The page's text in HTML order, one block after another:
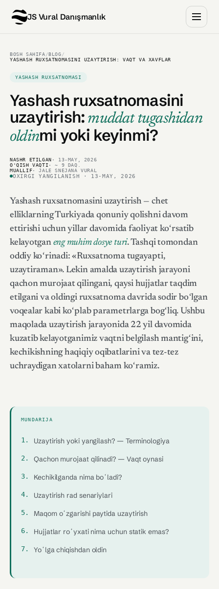
JS Vural Danışmanlık
BOSH SAHIFA /BLOG /
YASHASH RUXSATNOMASINI UZAYTIRISH: VAQT VA XAVFLAR
YASHASH RUXSATNOMASI
Yashash ruxsatnomasini
uzaytirish: muddat tugashidan
oldinmi yoki keyinmi?
NASHR ETILGAN · 13-MAY, 2026
O'QISH VAQTI · ~ 9 DAQ.
MUALLIF· JALE SNEJANA VURAL
OXIRGI YANGILANISH · 13-MAY, 2026
Yashash ruxsatnomasini uzaytirish — chet
elliklarning Turkiyada qonuniy qolishni davom
ettirishi uchun yillar davomida faoliyat koʻrsatib
kelayotgan eng muhim dosye turi. Tashqi tomondan
oddiy koʻrinadi: «Ruxsatnoma tugayapti,
uzaytiraman». Lekin amalda uzaytirish jarayoni
qachon murojaat qilingani, qaysi hujjatlar taqdim
etilgani va oldingi ruxsatnoma davrida sodir boʻlgan
voqealar kabi koʻplab parametrlarga bogʻliq. Ushbu
maqolada uzaytirish jarayonida 22 yil davomida
kuzatib kelayotganimiz vaqtni belgilash mantigʻini,
kechikishning haqiqiy oqibatlarini va tez-tez
uchraydigan xatolarni baham koʻramiz.
MUNDARIJA
Uzaytirish yoki yangilash? — Terminologiya
Qachon murojaat qilinadi? — Vaqt oynasi
Kechikilganda nima boʻladi?
Uzaytirish rad senariylari
Maqom oʻzgarishi paytida uzaytirish
Hujjatlar roʻyxati nima uchun statik emas?
Yoʻlga chiqishdan oldin